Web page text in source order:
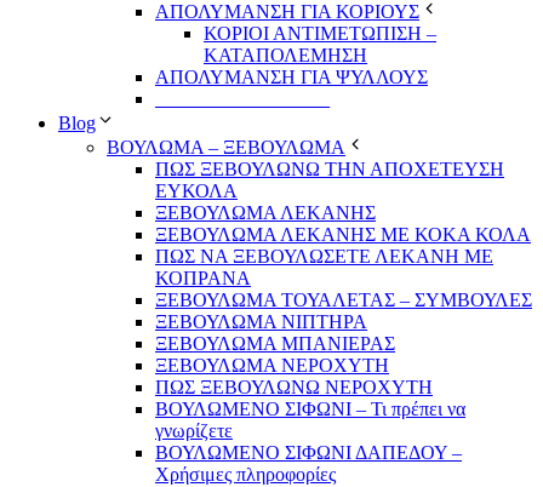
ΑΠΟΛΥΜΑΝΣΗ ΓΙΑ ΚΟΡΙΟΥΣ
ΚΟΡΙΟΙ ΑΝΤΙΜΕΤΩΠΙΣΗ –
ΚΑΤΑΠΟΛΕΜΗΣΗ
ΑΠΟΛΥΜΑΝΣΗ ΓΙΑ ΨΥΛΛΟΥΣ
Blog
ΒΟΥΛΩΜΑ – ΞΕΒΟΥΛΩΜΑ
ΠΩΣ ΞΕΒΟΥΛΩΝΩ ΤΗΝ ΑΠΟΧΕΤΕΥΣΗ
ΕΥΚΟΛΑ
ΞΕΒΟΥΛΩΜΑ ΛΕΚΑΝΗΣ
ΞΕΒΟΥΛΩΜΑ ΛΕΚΑΝΗΣ ΜΕ ΚΟΚΑ ΚΟΛΑ
ΠΩΣ ΝΑ ΞΕΒΟΥΛΩΣΕΤΕ ΛΕΚΑΝΗ ΜΕ
ΚΟΠΡΑΝΑ
ΞΕΒΟΥΛΩΜΑ ΤΟΥΑΛΕΤΑΣ – ΣΥΜΒΟΥΛΕΣ
ΞΕΒΟΥΛΩΜΑ ΝΙΠΤΗΡΑ
ΞΕΒΟΥΛΩΜΑ ΜΠΑΝΙΕΡΑΣ
ΞΕΒΟΥΛΩΜΑ ΝΕΡΟΧΥΤΗ
ΠΩΣ ΞΕΒΟΥΛΩΝΩ ΝΕΡΟΧΥΤΗ
ΒΟΥΛΩΜΕΝΟ ΣΙΦΩΝΙ – Τι πρέπει να
γνωρίζετε
ΒΟΥΛΩΜΕΝΟ ΣΙΦΩΝΙ ΔΑΠΕΔΟΥ –
Χρήσιμες πληροφορίες